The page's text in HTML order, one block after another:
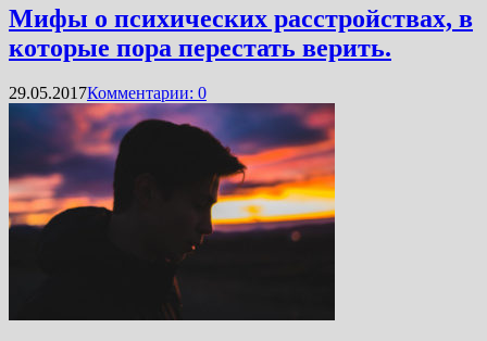
Мифы о психических расстройствах, в
которые пора перестать верить.
29.05.2017Комментарии: 0